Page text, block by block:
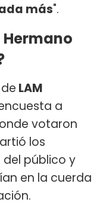
más".
Hermano
LAM
a
votaron
los
público y
en la cuerda